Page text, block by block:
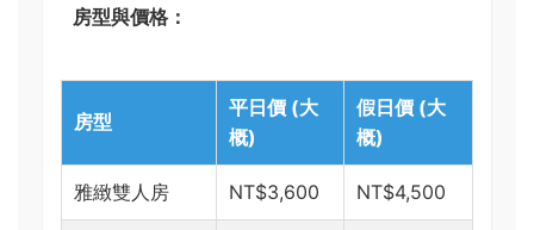
房型與價格：
房型
平日價 (大
概)
假日價 (大
概)
雅緻雙人房 NT$3,600 NT$4,500